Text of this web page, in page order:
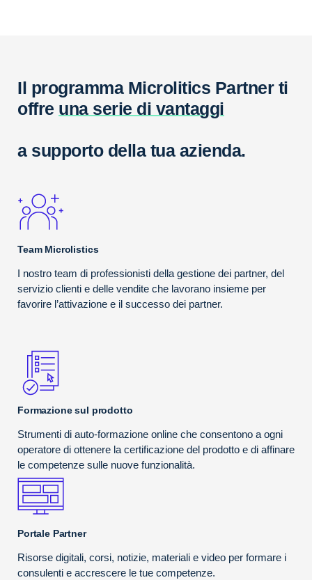
Il programma Microlitics Partner ti
offre una serie di vantaggi
a supporto della tua azienda.
Team Microlistics
I nostro team di professionisti della gestione dei partner, del
servizio clienti e delle vendite che lavorano insieme per
favorire l’attivazione e il successo dei partner.
Formazione sul prodotto
Strumenti di auto-formazione online che consentono a ogni
operatore di ottenere la certificazione del prodotto e di affinare
le competenze sulle nuove funzionalità.
Portale Partner
Risorse digitali, corsi, notizie, materiali e video per formare i
consulenti e accrescere le tue competenze.